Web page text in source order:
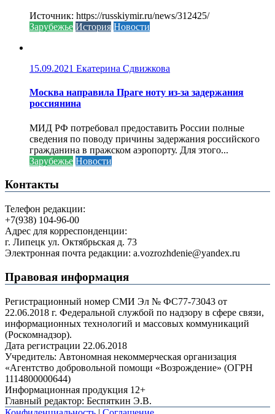
Источник: https://russkiymir.ru/news/312425/
Зарубежье История Новости
15.09.2021 Екатерина Сдвижкова
Москва направила Праге ноту из-за задержания
россиянина
МИД РФ потребовал предоставить России полные
сведения по поводу причины задержания российского
гражданина в пражском аэропорту. Для этого...
Зарубежье Новости
Контакты
Телефон редакции:
+7(938) 104-96-00
Адрес для корреспонденции:
г. Липецк ул. Октябрьская д. 73
Электронная почта редакции: a.vozrozhdenie@yandex.ru
Правовая информация
Регистрационный номер СМИ Эл № ФС77-73043 от
22.06.2018 г. Федеральной службой по надзору в сфере связи,
информационных технологий и массовых коммуникаций
(Роскомнадзор).
Дата регистрации 22.06.2018
Учредитель: Автономная некоммерческая организация
«Агентство добровольной помощи «Возрождение» (ОГРН
1114800000644)
Информационная продукция 12+
Главный редактор: Беспяткин Э.В.